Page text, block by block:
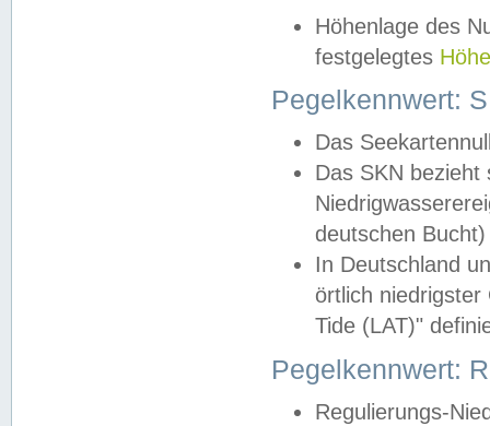
Höhenlage des
festgelegtes
Pegelkennwert:
Das
Das SKN
deutschen
In Deutschland
örtlich
Tide (LAT)"
Pegelkennwert:
Regulierungs-